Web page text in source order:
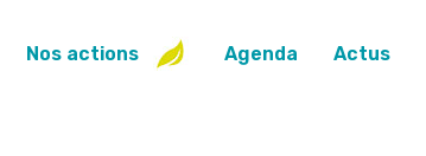
Nos actions Agenda Actus